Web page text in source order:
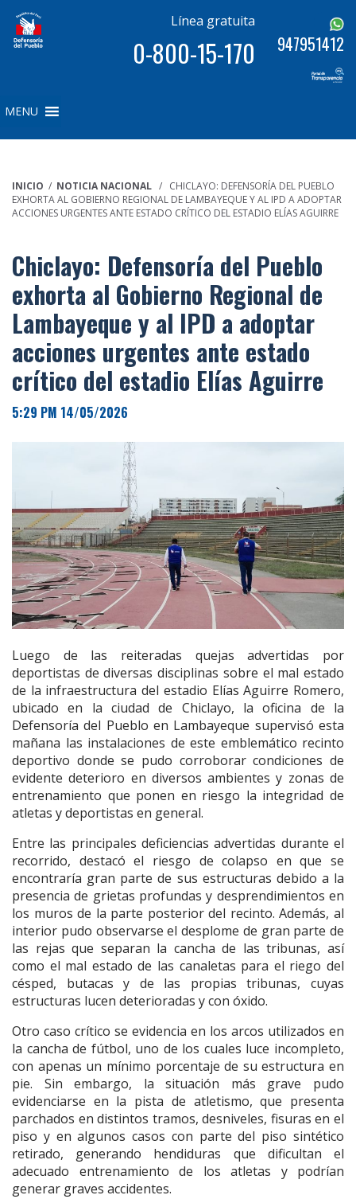
Línea gratuita
0-800-15-170 947951412
MENU
INICIO / NOTICIA NACIONAL / CHICLAYO: DEFENSORÍA DEL PUEBLO
EXHORTA AL GOBIERNO REGIONAL DE LAMBAYEQUE Y AL IPD A ADOPTAR
ACCIONES URGENTES ANTE ESTADO CRÍTICO DEL ESTADIO ELÍAS AGUIRRE
Chiclayo: Defensoría del Pueblo
exhorta al Gobierno Regional de
Lambayeque y al IPD a adoptar
acciones urgentes ante estado
crítico del estadio Elías Aguirre
5:29 PM 14/05/2026
Luego de las reiteradas quejas advertidas por
deportistas de diversas disciplinas sobre el mal estado
de la infraestructura del estadio Elías Aguirre Romero,
ubicado en la ciudad de Chiclayo, la oficina de la
Defensoría del Pueblo en Lambayeque supervisó esta
mañana las instalaciones de este emblemático recinto
deportivo donde se pudo corroborar condiciones de
evidente deterioro en diversos ambientes y zonas de
entrenamiento que ponen en riesgo la integridad de
atletas y deportistas en general.
Entre las principales deficiencias advertidas durante el
recorrido, destacó el riesgo de colapso en que se
encontraría gran parte de sus estructuras debido a la
presencia de grietas profundas y desprendimientos en
los muros de la parte posterior del recinto. Además, al
interior pudo observarse el desplome de gran parte de
las rejas que separan la cancha de las tribunas, así
como el mal estado de las canaletas para el riego del
césped, butacas y de las propias tribunas, cuyas
estructuras lucen deterioradas y con óxido.
Otro caso crítico se evidencia en los arcos utilizados en
la cancha de fútbol, uno de los cuales luce incompleto,
con apenas un mínimo porcentaje de su estructura en
pie. Sin embargo, la situación más grave pudo
evidenciarse en la pista de atletismo, que presenta
parchados en distintos tramos, desniveles, fisuras en el
piso y en algunos casos con parte del piso sintético
retirado, generando hendiduras que dificultan el
adecuado entrenamiento de los atletas y podrían
generar graves accidentes.